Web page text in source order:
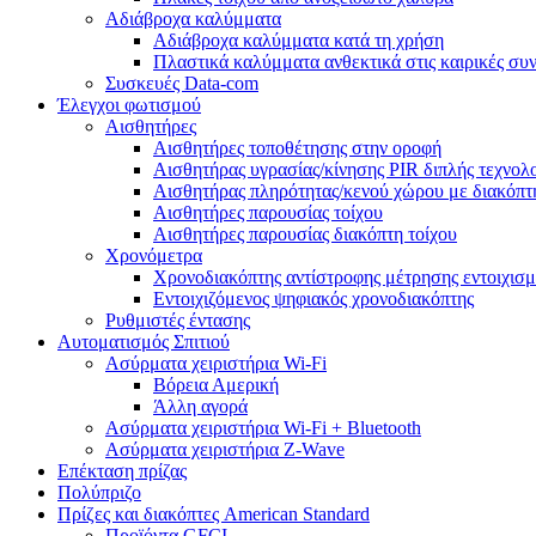
Αδιάβροχα καλύμματα
Αδιάβροχα καλύμματα κατά τη χρήση
Πλαστικά καλύμματα ανθεκτικά στις καιρικές
Συσκευές Data-com
Έλεγχοι φωτισμού
Αισθητήρες
Αισθητήρες τοποθέτησης στην οροφή
Αισθητήρας υγρασίας/κίνησης PIR διπλής
Αισθητήρας πληρότητας/κενού χώρου με
Αισθητήρες παρουσίας τοίχου
Αισθητήρες παρουσίας διακόπτη τοίχου
Χρονόμετρα
Χρονοδιακόπτης αντίστροφης μέτρησης
Εντοιχιζόμενος ψηφιακός χρονοδιακόπτης
Ρυθμιστές έντασης
Αυτοματισμός Σπιτιού
Ασύρματα χειριστήρια Wi-Fi
Βόρεια Αμερική
Άλλη αγορά
Ασύρματα χειριστήρια Wi-Fi + Bluetooth
Ασύρματα χειριστήρια Z-Wave
Επέκταση πρίζας
Πολύπριζο
Πρίζες και διακόπτες American Standard